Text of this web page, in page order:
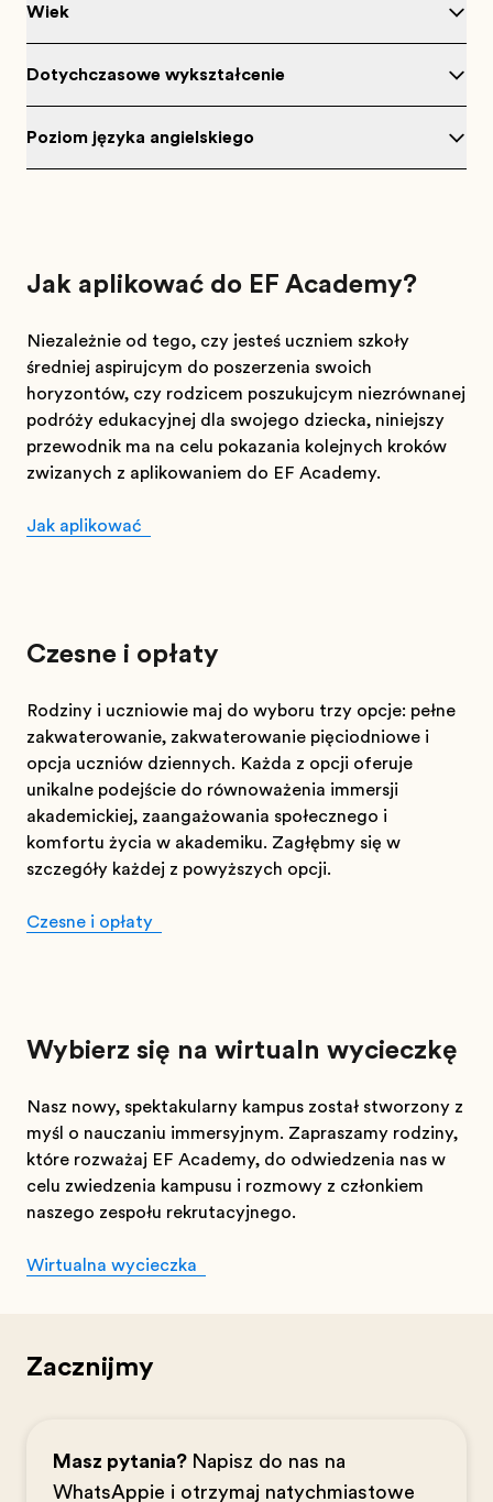
Wiek
Dotychczasowe wykształcenie
Poziom języka angielskiego
Jak aplikować do EF Academy?
Niezależnie od tego, czy jesteś uczniem szkoły
średniej aspirującym do poszerzenia swoich
horyzontów, czy rodzicem poszukującym niezrównanej
podróży edukacyjnej dla swojego dziecka, niniejszy
przewodnik ma na celu pokazania kolejnych kroków
związanych z aplikowaniem do EF Academy.
Jak aplikować
Czesne i opłaty
Rodziny i uczniowie mają do wyboru trzy opcje: pełne
zakwaterowanie, zakwaterowanie pięciodniowe i
opcja uczniów dziennych. Każda z opcji oferuje
unikalne podejście do równoważenia immersji
akademickiej, zaangażowania społecznego i
komfortu życia w akademiku. Zagłębmy się w
szczegóły każdej z powyższych opcji.
Czesne i opłaty
Wybierz się na wirtualną wycieczkę
Nasz nowy, spektakularny kampus został stworzony z
myślą o nauczaniu immersyjnym. Zapraszamy rodziny,
które rozważają EF Academy, do odwiedzenia nas w
celu zwiedzenia kampusu i rozmowy z członkiem
naszego zespołu rekrutacyjnego.
Wirtualna wycieczka
Zacznijmy
Masz pytania? Napisz do nas na
WhatsAppie i otrzymaj natychmiastowe